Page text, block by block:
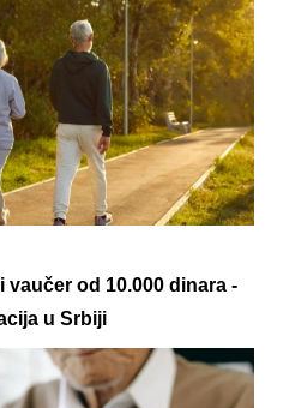
vaučer od 10.000 dinara -
u Srbiji